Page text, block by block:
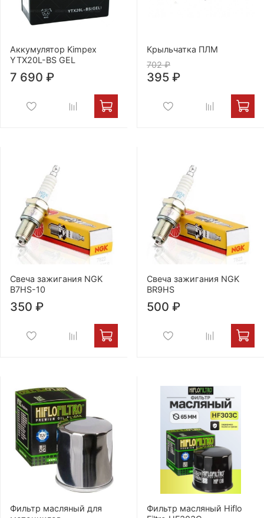
Аккумулятор Kimpex
YTX20L-BS GEL
7 690 ₽
Крыльчатка ПЛМ
702 ₽
395 ₽
Свеча зажигания NGK
B7HS-10
350 ₽
Свеча зажигания NGK
BR9HS
500 ₽
Фильтр масляный для
Фильтр масляный Hiflo